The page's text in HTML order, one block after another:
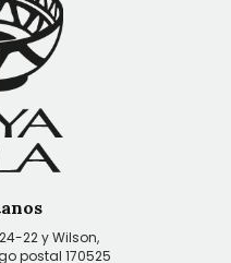
22 y Wilson,
postal 170525